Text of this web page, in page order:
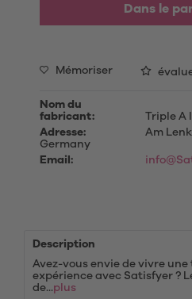
Dans le
Mémoriser
Nom du
fabricant:
Triple A
Adresse:
Am
Germany
Email:
Description
Avez-vous envie de vivre
expérience avec Satisfyer ?
de...plus